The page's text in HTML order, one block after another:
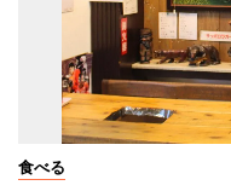
食べる